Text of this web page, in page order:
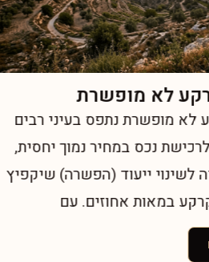
לא מופשרת
לא מופשרת נתפס בעיני רבים
נכס במחיר נמוך יחסית,
לשינוי ייעוד (הפשרה) שיקפיץ
במאות אחוזים. עם